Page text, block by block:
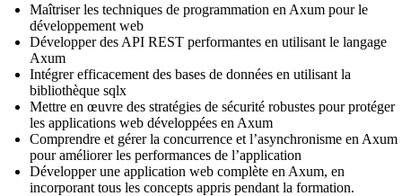
Maîtriser les techniques de programmation en Axum pour le
développement web
Développer des API REST performantes en utilisant le langage
Axum
Intégrer efficacement des bases de données en utilisant la
bibliothèque sqlx
Mettre en œuvre des stratégies de sécurité robustes pour protéger
les applications web développées en Axum
Comprendre et gérer la concurrence et l’asynchronisme en Axum
pour améliorer les performances de l’application
Développer une application web complète en Axum, en
incorporant tous les concepts appris pendant la formation.